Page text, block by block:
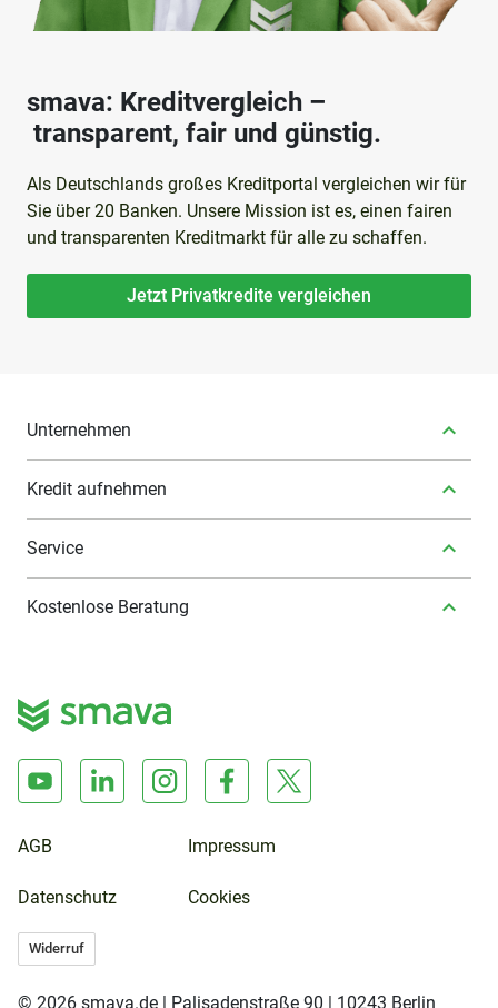
smava: Kreditvergleich –
transparent, fair und günstig.
Als Deutschlands großes Kreditportal vergleichen wir für
Sie über 20 Banken. Unsere Mission ist es, einen fairen
und transparenten Kreditmarkt für alle zu schaffen.
Jetzt Privatkredite vergleichen
Unternehmen
Kredit aufnehmen
Service
Kostenlose Beratung
AGB Impressum
Datenschutz Cookies
Widerruf
© 2026 smava.de | Palisadenstraße 90 | 10243 Berlin